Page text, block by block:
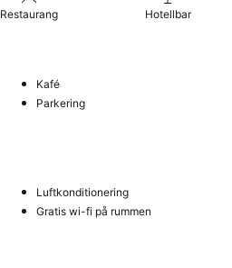
Restaurang Hotellbar
Kafé
Parkering
Luftkonditionering
Gratis wi-fi på rummen